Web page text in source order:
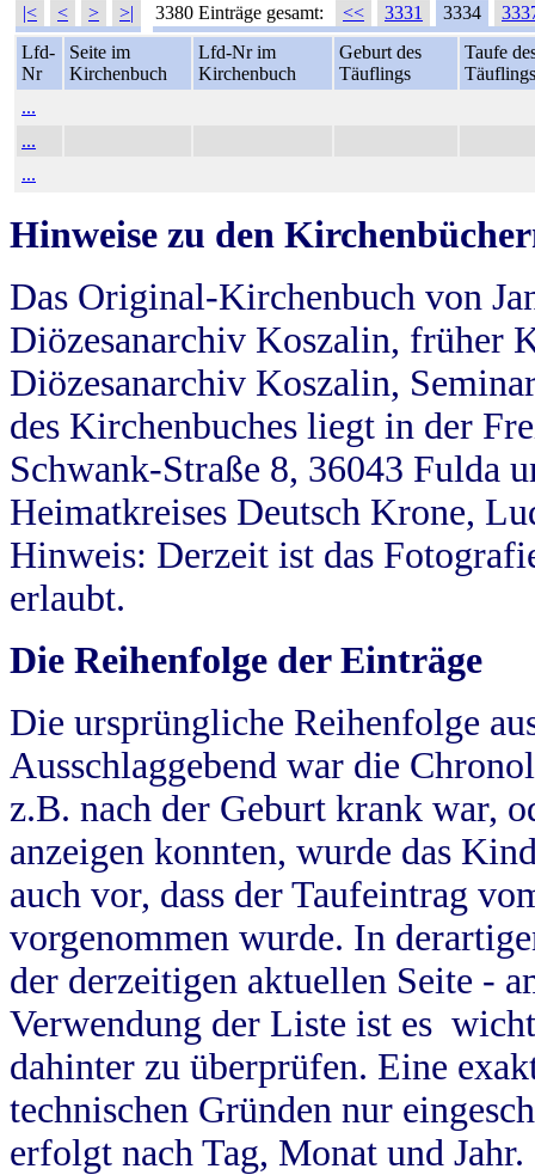
|< < > >| 3380 Einträge gesamt: << 3331 3334
Lfd-
Nr
Seite im
Kirchenbuch
Lfd-Nr im
Kirchenbuch
Geburt des
Täuflings
Taufe
Täuflings
...
...
...
Hinweise zu den
Das Original-Kirchenbuch von
Diözesanarchiv Koszalin, früher
Diözesanarchiv Koszalin,
des Kirchenbuches liegt in der
Schwank-Straße 8, 36043 Fulda
Heimatkreises Deutsch Krone,
Hinweis: Derzeit ist das
erlaubt.
Die Reihenfolge der Einträge
Die ursprüngliche Reihenfolge
Ausschlaggebend war die
z.B. nach der Geburt krank war,
anzeigen konnten, wurde das
auch vor, dass der Taufeintrag
vorgenommen wurde. In
der derzeitigen aktuellen Seite -
Verwendung der Liste ist es
dahinter zu überprüfen. Eine
technischen Gründen nur
erfolgt nach Tag, Monat und Jahr.